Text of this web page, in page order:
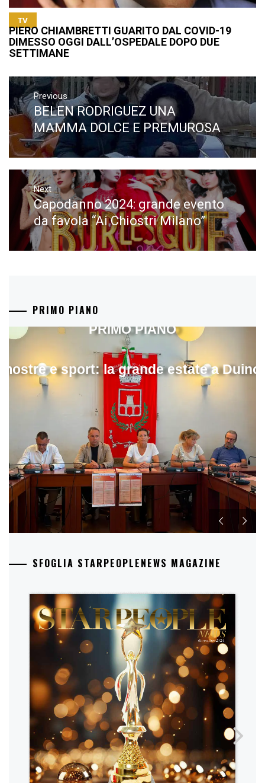
TV
PIERO CHIAMBRETTI GUARITO DAL COVID-19
DIMESSO OGGI DALL’OSPEDALE DOPO DUE
SETTIMANE
Navigazione
articoli
Previous
Previous
post:
BELEN RODRIGUEZ UNA
MAMMA DOLCE E PREMUROSA
Next
Next
post:
Capodanno 2024: grande evento
da favola “Ai Chiostri Milano”
PRIMO PIANO
e sport: la grande estate a
PRIMO PIANO
SFOGLIA STARPEOPLENEWS MAGAZINE